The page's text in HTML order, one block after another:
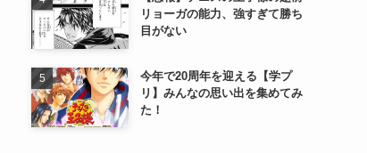
リョーガの能力、強すぎて勝ち
目がない
今年で20周年を迎える【学プ
リ】みんなの思い出を集めてみ
た！